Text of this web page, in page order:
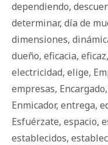
dependiendo,
determinar, día de
dimensiones,
dueño, eficacia, eficaz,
electricidad, elige,
empresas, Encargado,
Enmicador, entrega,
Esfuérzate, espacio,
establecidos,